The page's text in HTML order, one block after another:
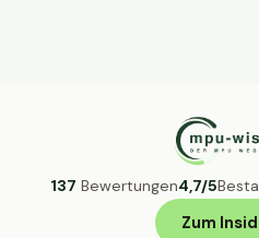
137 Bewertungen4,7/5
Zum